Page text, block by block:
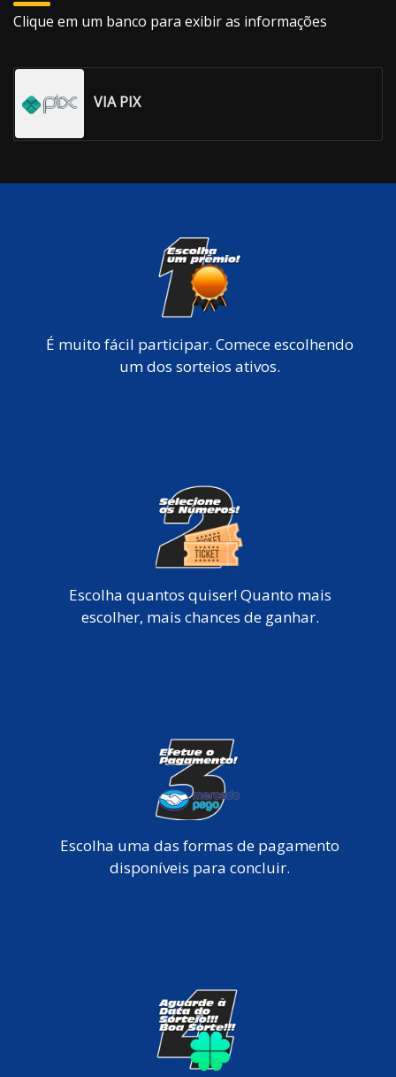
Clique em um banco para exibir as informações
VIA PIX
É muito fácil participar. Comece escolhendo
um dos sorteios ativos.
Escolha quantos quiser! Quanto mais
escolher, mais chances de ganhar.
Escolha uma das formas de pagamento
disponíveis para concluir.